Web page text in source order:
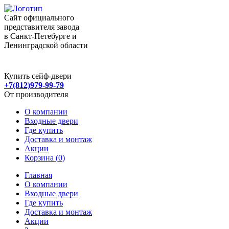
Сайт официального
представителя завода
в Санкт-Петебурге и
Ленинградской области
Купить сейф-двери
+7(812)979-99-79
От производителя
О компании
Входные двери
Где купить
Доставка и монтаж
Акции
Корзина (0)
Главная
О компании
Входные двери
Где купить
Доставка и монтаж
Акции